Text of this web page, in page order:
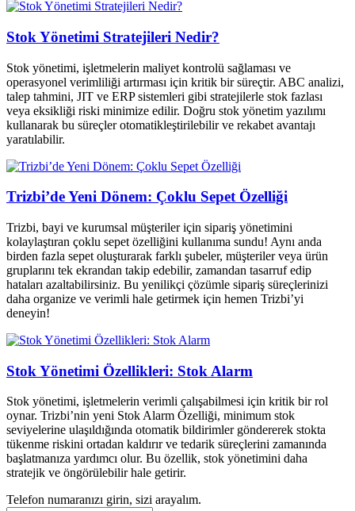
Stok Yönetimi Stratejileri Nedir?
Stok yönetimi, işletmelerin maliyet kontrolü sağlaması ve
operasyonel verimliliği artırması için kritik bir süreçtir. ABC analizi,
talep tahmini, JIT ve ERP sistemleri gibi stratejilerle stok fazlası
veya eksikliği riski minimize edilir. Doğru stok yönetim yazılımı
kullanarak bu süreçler otomatikleştirilebilir ve rekabet avantajı
yaratılabilir.
Trizbi’de Yeni Dönem: Çoklu Sepet Özelliği
Trizbi, bayi ve kurumsal müşteriler için sipariş yönetimini
kolaylaştıran çoklu sepet özelliğini kullanıma sundu! Aynı anda
birden fazla sepet oluşturarak farklı şubeler, müşteriler veya ürün
gruplarını tek ekrandan takip edebilir, zamandan tasarruf edip
hataları azaltabilirsiniz. Bu yenilikçi çözümle sipariş süreçlerinizi
daha organize ve verimli hale getirmek için hemen Trizbi’yi
deneyin!
Stok Yönetimi Özellikleri: Stok Alarm
Stok yönetimi, işletmelerin verimli çalışabilmesi için kritik bir rol
oynar. Trizbi’nin yeni Stok Alarm Özelliği, minimum stok
seviyelerine ulaşıldığında otomatik bildirimler göndererek stokta
tükenme riskini ortadan kaldırır ve tedarik süreçlerini zamanında
başlatmanıza yardımcı olur. Bu özellik, stok yönetimini daha
stratejik ve öngörülebilir hale getirir.
Telefon numaranızı girin, sizi arayalım.